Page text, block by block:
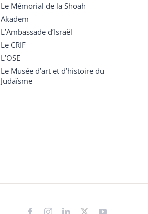
Le Mémorial de la Shoah
Akadem
L’Ambassade d’Israël
Le CRIF
L’OSE
Le Musée d’art et d’histoire du
Judaïsme
FacebookInstagramLinkedIn
X YouTube